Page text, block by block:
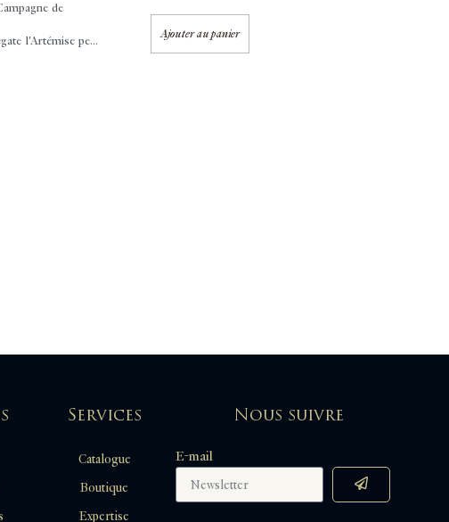
de
l'Artémise pe...
Ajouter au panier
Services
Catalogue
Boutique
Expertise
Nous suivre
E-mail